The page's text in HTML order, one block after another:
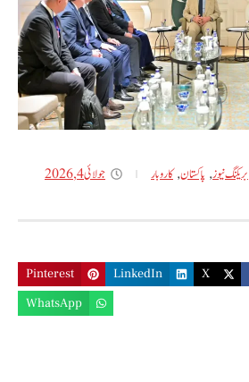
بریکنگ نیوز, پاکستان,کاروبار جولائی 4, 2026
X
LinkedIn
Pinterest
WhatsApp